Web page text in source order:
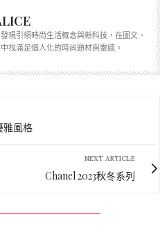
現引領時尚生活概念與新科技，在圖文、
找滿足個人化的時尚題材與靈感。
雅風格
NEXT ARTICLE
Chanel 2023秋冬系列